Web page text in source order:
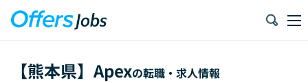
【熊本県】 Apexの転職・求人情報